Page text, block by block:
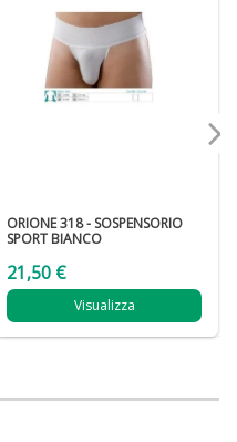
ORIONE 318 - SOSPENSORIO
SPORT BIANCO
21,50 €
Visualizza